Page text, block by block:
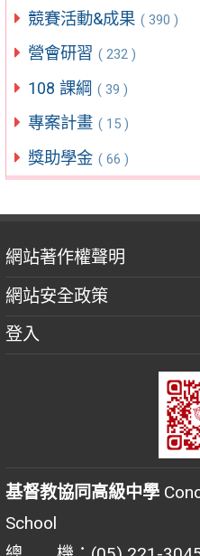
競賽活動&成果 ( 390 )
營會研習 ( 232 )
108 課綱 ( 39 )
專案計畫 ( 15 )
獎助學金 ( 66 )
網站著作權聲明
網站安全政策
登入
基督教協同高級中學
School